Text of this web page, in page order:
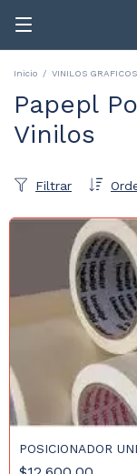
Inicio / VINILOS GRAFICOS
Papepl
Vinilos
Filtrar
POSICIONADOR